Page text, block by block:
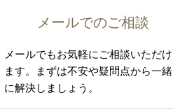
メールでのご相談
メールでもお気軽にご相談いただけ
ます。まずは不安や疑問点から一緒
に解決しましょう。